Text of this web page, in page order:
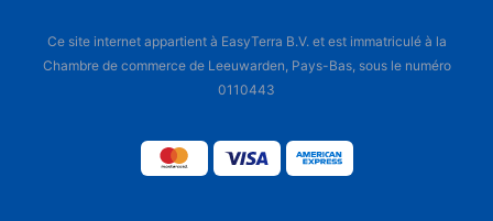
Ce site internet appartient à EasyTerra B.V. et est immatriculé à la
Chambre de commerce de Leeuwarden, Pays-Bas, sous le numéro
0110443